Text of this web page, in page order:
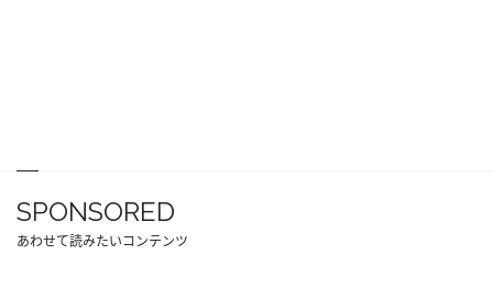
SPONSORED
あわせて読みたいコンテンツ